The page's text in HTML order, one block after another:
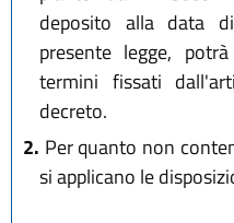
deposito alla data
presente legge,
termini fissati
decreto.
2. Per quanto non
si applicano le